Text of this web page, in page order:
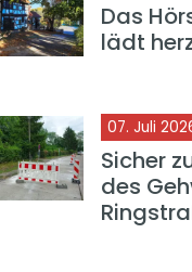
Das
lädt
07. Juli
Sicher
des